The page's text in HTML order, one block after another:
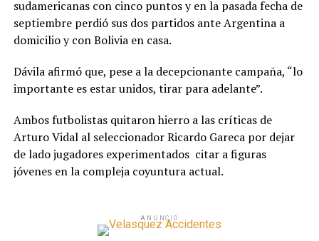
sudamericanas con cinco puntos y en la pasada fecha de
septiembre perdió sus dos partidos ante Argentina a
domicilio y con Bolivia en casa.
Dávila afirmó que, pese a la decepcionante campaña, “lo
importante es estar unidos, tirar para adelante”.
Ambos futbolistas quitaron hierro a las críticas de
Arturo Vidal al seleccionador Ricardo Gareca por dejar
de lado jugadores experimentados citar a figuras
jóvenes en la compleja coyuntura actual.
ANUNCIO